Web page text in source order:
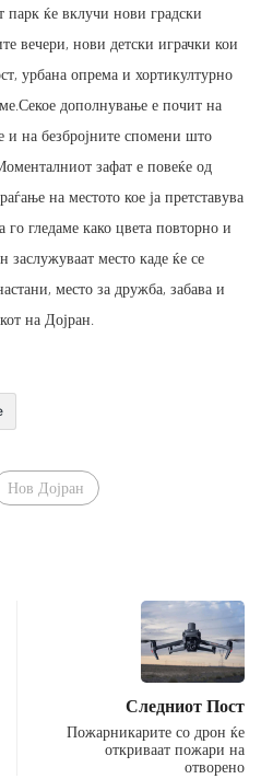
парк ќе вклучи нови градски
вечери, нови детски играчки кои
урбана опрема и хортикултурно
дополнување е почит на
на безбројните спомени што
зафат е повеќе од
на местото кое ја претставува
гледаме како цвета повторно и
место каде ќе се
место за дружба, забава и
на Дојран.
Нов Дојран
Следниот Пост
Пожарникарите со дрон ќе
откриваат пожари на
отворено